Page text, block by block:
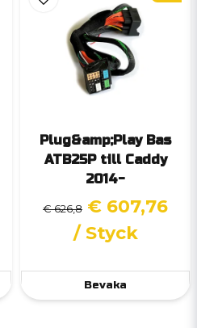
Plug&amp;Play Bas
ATB25P till Caddy
2014-
€ 626,8 € 607,76
/ Styck
Bevaka